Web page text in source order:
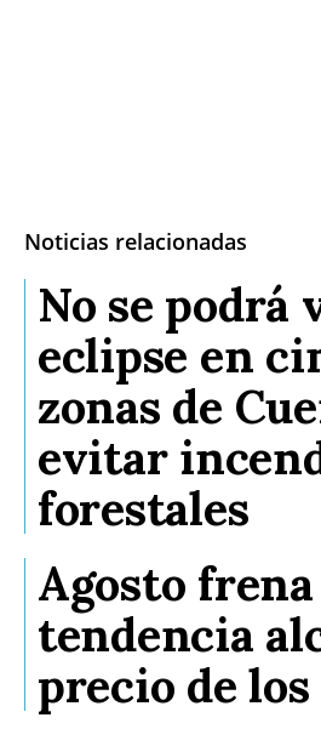
Noticias relacionadas
No se podrá
eclipse en
zonas de
evitar
forestales
Agosto
tendencia
precio de los